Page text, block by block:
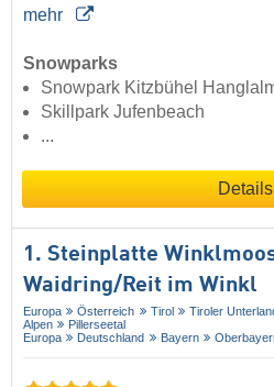
mehr
Snowparks
Snowpark Kitzbühel
Skillpark Jufenbeach
...
Details
1. Steinplatte
Waidring/​Reit im Winkl
Europa Österreich Tirol Tiroler
Alpen
Pillerseetal
Europa
Deutschland Bayern